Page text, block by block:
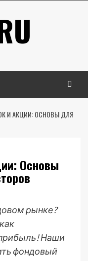
И АКЦИИ: ОСНОВЫ ДЛЯ
Основы
рынке?
Наши
фондовый